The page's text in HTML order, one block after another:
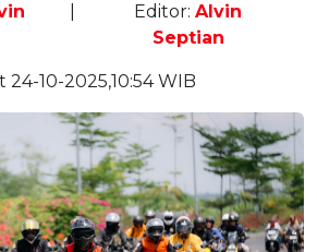
Editor:Alvin
Septian
24-10-2025,10:54 WIB